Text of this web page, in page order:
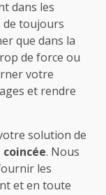
dans les
de toujours
que dans la
de force ou
votre
et rendre
solution de
coincée. Nous
les
et en toute